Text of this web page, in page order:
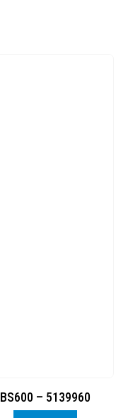
BS600 – 5139960